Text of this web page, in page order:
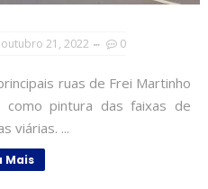
outubro 21, 2022 0
ruas de Frei Martinho
como pintura das faixas de
viárias. ...
Mais